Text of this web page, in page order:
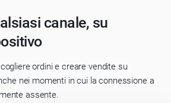
canale, su
ordini e creare vendite su
nei momenti in cui la connessione a
assente.